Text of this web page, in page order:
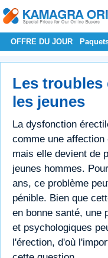
OFFRE DU JOUR
Les troubles
les jeunes
La dysfonction
comme une
mais elle devient de
jeunes hommes.
ans, ce problème
pénible. Bien que
en bonne santé, une
et psychologiques
l'érection, d'où